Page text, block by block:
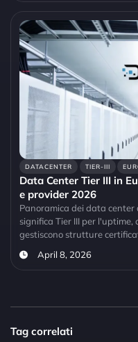
DATACENTER TIER-III
Data Center Tier III in
e provider 2026
Panoramica dei data center
significa Tier III per l'uptime,
gestiscono strutture
April 8, 2026
Tag correlati